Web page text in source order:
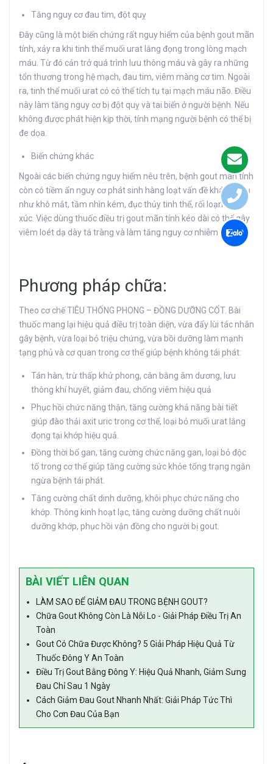
Tăng nguy cơ đau tim, đột quỵ
Đây cũng là một biến chứng rất nguy hiểm của bệnh gout mãn
tính, xảy ra khi tinh thể muối urat lắng đọng trong lòng mạch
máu. Từ đó cản trở quá trình lưu thông máu và gây ra những
tổn thương trong hệ mạch, đau tim, viêm màng cơ tim. Ngoài
ra, tinh thể muối urat có có thể tích tụ tại mạch máu não. Điều
này làm tăng nguy cơ bị đột quỵ và tai biến ở người bệnh. Nếu
không được phát hiện kịp thời, tính mạng người bệnh có thể bị
đe dọa.
Biến chứng khác
Ngoài các biến chứng nguy hiểm nêu trên, bệnh gout mãn tính
còn có tiềm ẩn nguy cơ phát sinh hàng loạt vấn đề khác. Ví dụ
như khô mắt, tầm nhìn kém, đục thủy tinh thể, rối loạn cảm
xúc. Việc dùng thuốc điều trị gout mãn tính kéo dài có thể gây
viêm loét dạ dày tá tràng và làm tăng nguy cơ nhiễm khuẩn.
Phương pháp chữa:
Theo cơ chế TIÊU THỐNG PHONG – ĐỒNG DƯỠNG CỐT. Bài
thuốc mang lại hiệu quả điều trị toàn diện, vừa đẩy lùi tác nhân
gây bệnh, vừa loại bỏ triệu chứng, vừa bồi dưỡng làm mạnh
tạng phủ và cơ quan trong cơ thể giúp bệnh không tái phát:
Tán hàn, trừ thấp khử phong, cân bằng âm dương, lưu
thông khí huyết, giảm đau, chống viêm hiệu quả
Phục hồi chức năng thận, tăng cường khả năng bài tiết
giúp đào thải axit uric trong cơ thể, loại bỏ muối urat lắng
đọng tại khớp hiệu quả.
Đồng thời bổ gan, tăng cường chức năng gan, loại bỏ độc
tố trong cơ thể giúp tăng cường sức khỏe tổng trạng ngăn
ngừa bệnh tái phát.
Tăng cường chất dinh dưỡng, khôi phục chức năng cho
khớp. Thông kinh hoạt lạc, tăng cường dưỡng chất nuôi
dưỡng khớp, phục hồi vận đồng cho người bị gout.
BÀI VIẾT LIÊN QUAN
LÀM SAO ĐỂ GIẢM ĐAU TRONG BỆNH GOUT?
Chữa Gout Không Còn Là Nỗi Lo - Giải Pháp Điều Trị An
Toàn
Gout Có Chữa Được Không? 5 Giải Pháp Hiệu Quả Từ
Thuốc Đông Y An Toàn
Điều Trị Gout Bằng Đông Y: Hiệu Quả Nhanh, Giảm Sưng
Đau Chỉ Sau 1 Ngày
Cách Giảm Đau Gout Nhanh Nhất: Giải Pháp Tức Thì
Cho Cơn Đau Của Bạn